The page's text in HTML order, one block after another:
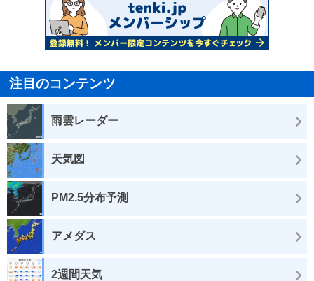
注目のコンテンツ
雨雲レーダー
天気図
PM2.5分布予測
アメダス
2週間天気